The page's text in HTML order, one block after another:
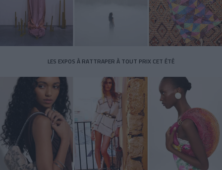
LES EXPOS À RATTRAPER À TOUT PRIX CET ÉTÉ